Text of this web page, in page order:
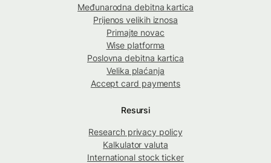
Međunarodna debitna kartica
Prijenos velikih iznosa
Primajte novac
Wise platforma
Poslovna debitna kartica
Velika plaćanja
Accept card payments
Resursi
Research privacy policy
Kalkulator valuta
International stock ticker